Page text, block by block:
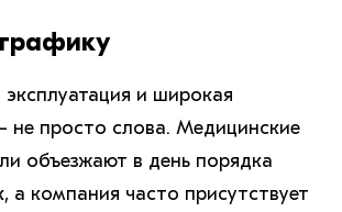
эксплуатация и широкая
не просто слова. Медицинские
объезжают в день порядка
а компания часто присутствует